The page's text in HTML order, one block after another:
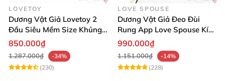
LOVETOY
Dương Vật Giả Lovetoy 2
Đầu Siêu Mềm Size Khủng
Thăng Hoa
850.000₫
1.287.000₫
-34%
(230)
LOVE SPOUSE
Dương Vật Giả Đeo Đùi
Rung App Love Spouse Kích
Thích Cho Les
990.000₫
1.151.000₫
-14%
(228)